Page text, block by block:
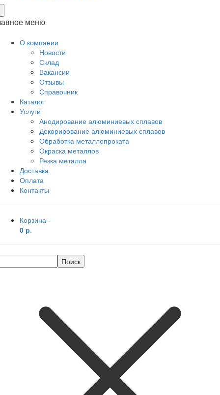
меню
О компании
Новости
Склад
Вакансии
Отзывы
Справочник
Каталог
Услуги
Анодирование алюминиевых сплавов
Декорирование алюминиевых сплавов
Обработка металлопроката
Окраска металлов
Резка металла
Доставка
Оплата
Контакты
Корзина -
0 р.